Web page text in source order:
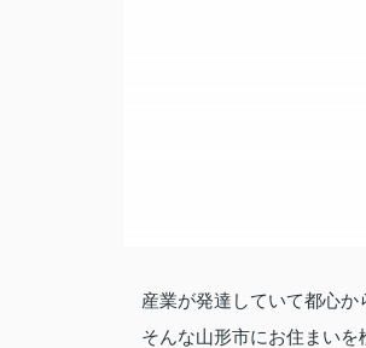
産業が発達していて都心か
そんな山形市にお住まいを